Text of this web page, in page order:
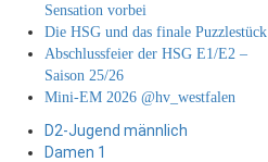
Sensation vorbei
Die HSG und das finale Puzzlestück
Abschlussfeier der HSG E1/E2 –
Saison 25/26
Mini-EM 2026 @hv_westfalen
D2-Jugend männlich
Damen 1